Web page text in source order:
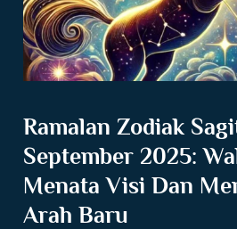
Ramalan Zodiak
September 2025:
Menata Visi Dan
Arah Baru